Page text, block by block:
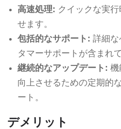
高速処理: クイックな実
せます。
包括的なサポート: 詳細な
タマーサポートが含まれ
継続的なアップデート: 機
向上させるための定期的
ート。
デメリット